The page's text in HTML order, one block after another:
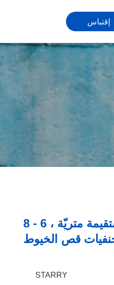
إقتباس
DIN 371 حنفية فلوت مستقيمة متريّة ، 6 - 8
قص الخيوط
STARRY